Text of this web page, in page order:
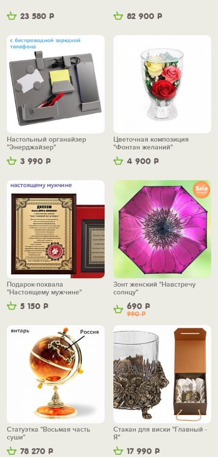
23 580 Р 82 900 Р
3 990 Р
Настольный органайзер
"Энерджайзер"
4 900 Р
Цветочная композиция
"Фонтан желаний"
5 150 Р
Подарок-похвала
"Настоящему мужчине"
690 Р
990Р
Зонт женский "Навстречу
солнцу"
78 270 Р
Статуэтка "Восьмая часть
суши"
17 990 Р
Стакан для виски "Главный -
Я"